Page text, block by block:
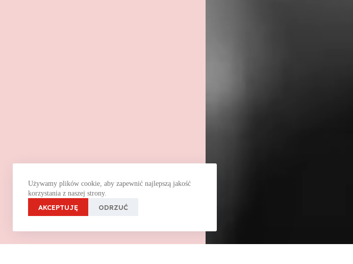
Używamy plików cookie, aby zapewnić najlepszą jakość
korzystania z naszej strony.
AKCEPTUJĘ ODRZUĆ